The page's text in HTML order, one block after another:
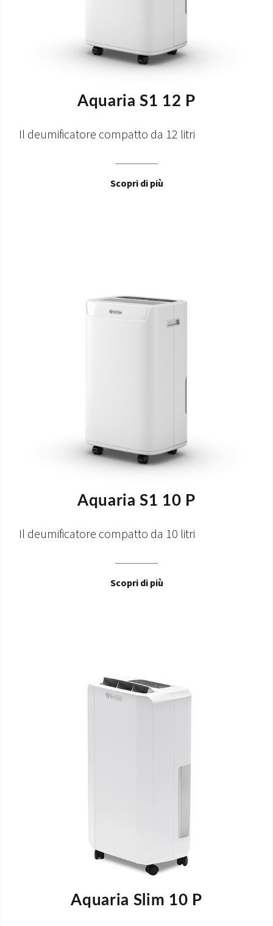
Aquaria S1 12 P
Il deumificatore compatto da 12 litri
Scopri di più
Aquaria S1 10 P
Il deumificatore compatto da 10 litri
Scopri di più
Aquaria Slim 10 P